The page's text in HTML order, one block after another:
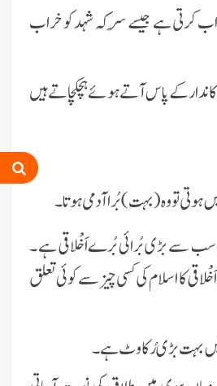
کرتی ہے جیسے سِرکہ شہد کوخراب
کے پاس آتے ہوئے ہچکچاتے ہیں
ہوتی تو وہ (بہت)بُرا آدمی ہوتا۔
سے بڑی بُرائی بُرے اَخْلاقی ہے ۔
کا اسلام کی کسی چیز سے کوئی تعلق
میں بہت بڑی رُکاوٹ ہے۔